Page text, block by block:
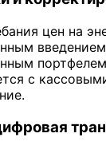
цен на
с